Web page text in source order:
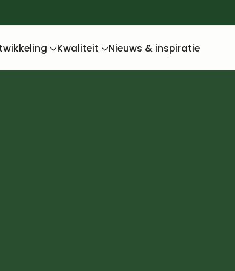
Kwaliteit Nieuws & inspiratie